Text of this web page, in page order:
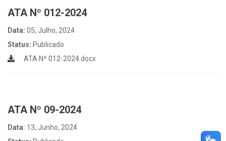
ATA Nº 012-2024
Data: 05, Julho, 2024
Status: Publicado
ATA Nº 012-2024.docx
ATA Nº 09-2024
Data: 13, Junho, 2024